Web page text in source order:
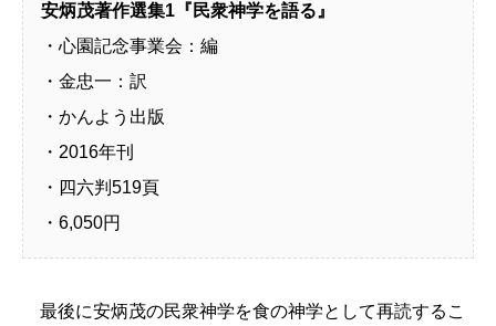
安炳茂著作選集1『民衆神学を語る』
・心園記念事業会：編
・金忠一：訳
・かんよう出版
・2016年刊
・四六判519頁
・6,050円
最後に安炳茂の民衆神学を食の神学として再読するこ